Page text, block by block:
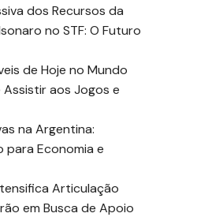
dos Recursos da
no STF: O Futuro
de Hoje no Mundo
aos Jogos e
na Argentina:
para Economia e
Articulação
em Busca de Apoio